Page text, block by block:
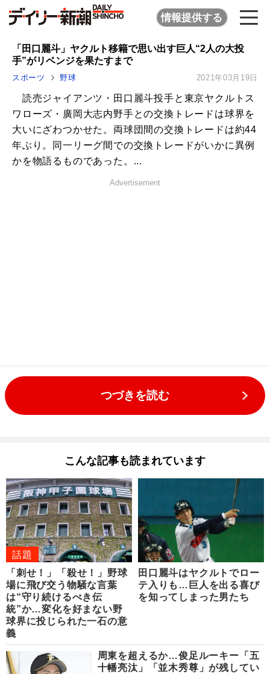
情報提供する
「田口麗斗」ヤクルト移籍で思い出す巨人“2人の大投
手”がリベンジを果たすまで
スポーツ 野球 2021年03月19日
読売ジャイアンツ・田口麗斗投手と東京ヤクルトス
ワローズ・廣岡大志内野手との交換トレードは球界を
大いにざわつかせた。両球団間の交換トレードは約44
年ぶり。同一リーグ間での交換トレードがいかに異例
かを物語るものであった。...
Advertisement
つづきを読む
こんな記事も読まれています
話題
「刺せ！」「殺せ！」野球
場に飛び交う物騒な言葉
は“守り続けるべき伝
統”か…変化を好まない野
球界に投じられた一石の意
義
田口麗斗はヤクルトでロー
テ入りも…巨人を出る喜び
を知ってしまった男たち
周東を超えるか…俊足ルーキー「五
十幡亮汰」「並木秀尊」が残してい